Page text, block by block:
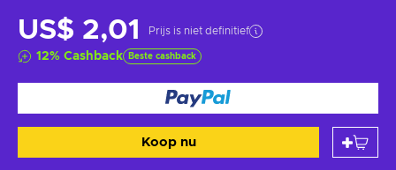
US$ 2,01 Prijs is niet definitief
12% Cashback Beste cashback
Koop nu